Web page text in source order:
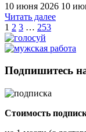
10 июня 2026 10
Читать далее
«Свеча
памяти»
Пагинация
записей
1 2 3 … 253
Подпишитесь
Стоимость